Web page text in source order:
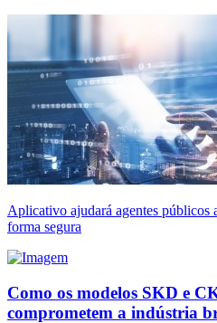
Aplicativo ajudará agentes públicos
forma segura
Como os modelos SKD e
comprometem a indústria